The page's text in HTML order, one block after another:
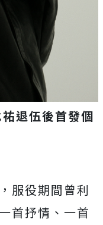
退伍後首發個
服役期間曾利
首抒情、一首